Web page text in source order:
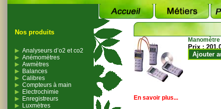
Nos produits
Analyseurs d’o2 et co2
Anémomètres
Awmètres
Balances
Calibres
Compteurs à main
Electrochimie
Enregistreurs
Luxmètres
Prix :
Ajouter
En savoir plus...